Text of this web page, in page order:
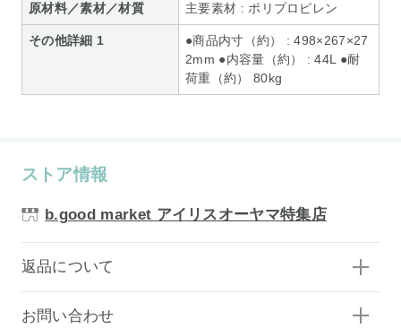
原材料／素材／材質 主要素材 : ポリプロピレン
その他詳細 1
●商品内寸（約） : 498×267×27
2mm ●内容量（約） : 44L ●耐
荷重（約） 80kg
ストア情報
b.good market アイリスオーヤマ特集店
返品について
お問い合わせ